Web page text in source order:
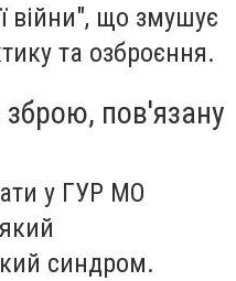
війни", що змушує
та озброєння.
зброю, пов'язану
у ГУР МО
синдром.